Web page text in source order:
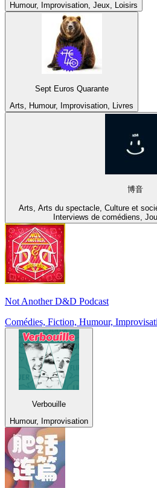
Humour, Improvisation, Jeux, Loisirs
Sept Euros Quarante
Arts, Humour, Improvisation, Livres
博音
Arts, Arts du spectacle, Culture et
Interviews de comédiens,
Not Another D&D Podcast
Comédies, Fiction, Humour,
Verbouille
Humour, Improvisation